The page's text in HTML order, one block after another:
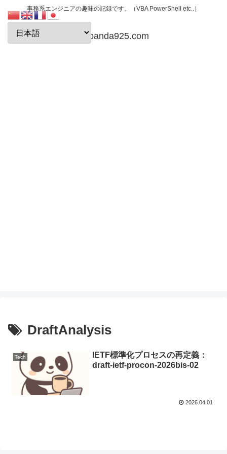
事務系エンジニアの趣味の記録です。（VBA PowerShell etc..）
papanda925.com
DraftAnalysis
Tech
IETF標準化プロセスの再定義：
draft-ietf-procon-2026bis-02
2026.04.01